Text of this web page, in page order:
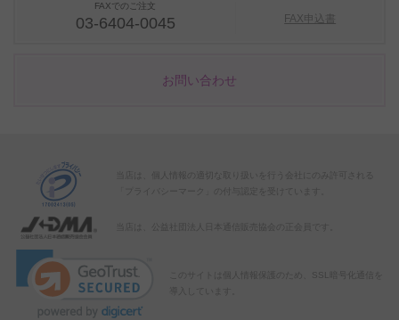
FAXでのご注文
03-6404-0045 FAX申込書
お問い合わせ
当店は、個人情報の適切な取り扱いを行う会社にのみ許可される
「プライバシーマーク」の付与認定を受けています。
当店は、公益社団法人日本通信販売協会の正会員です。
このサイトは個人情報保護のため、SSL暗号化通信を
導入しています。